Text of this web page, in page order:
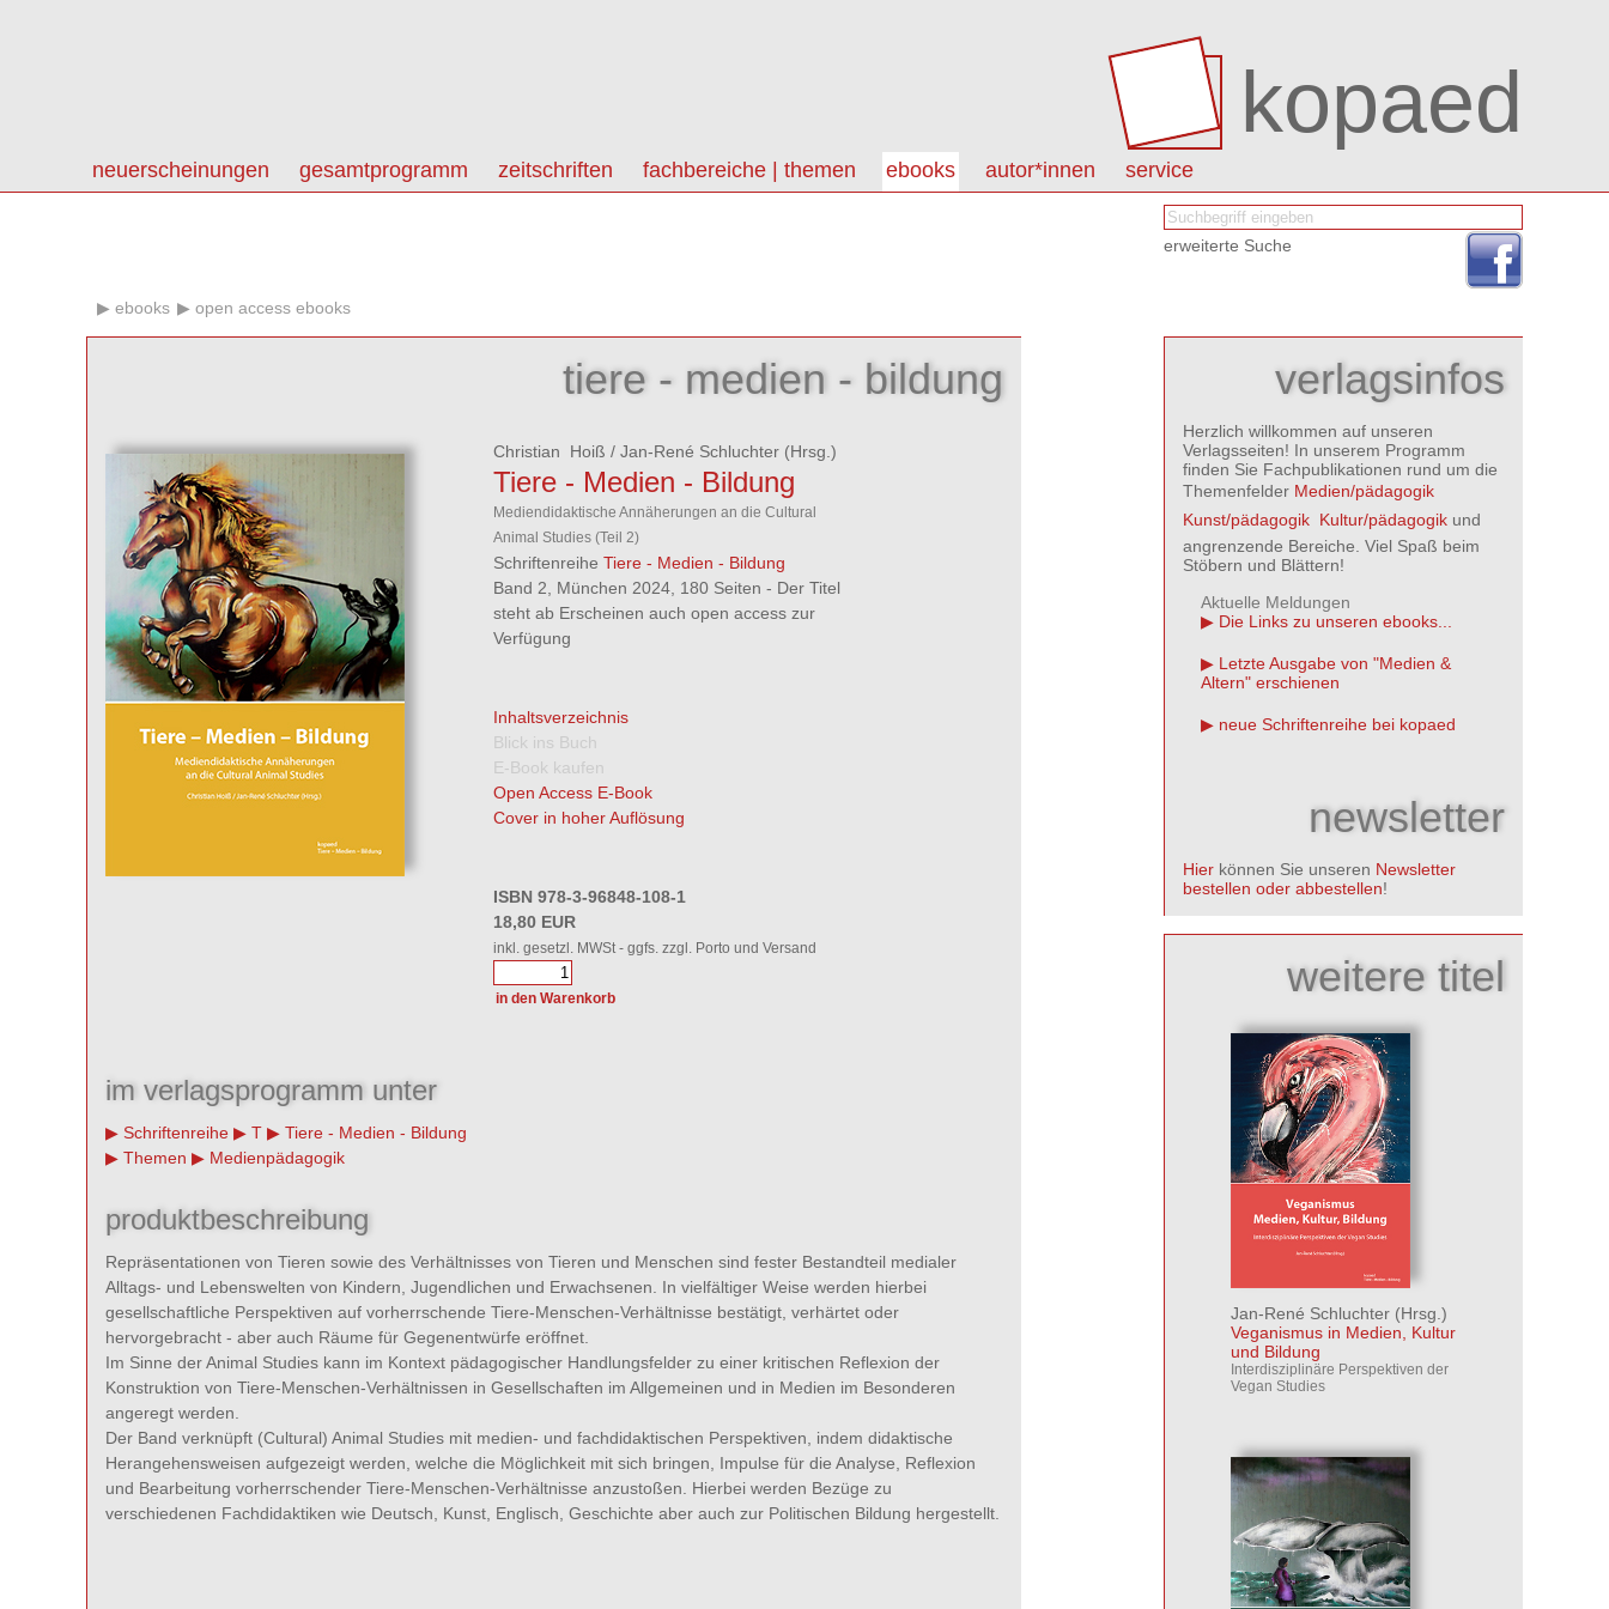
kopaed
neuerscheinungen gesamtprogramm zeitschriften fachbereiche | themen ebooks autor*innen service
erweiterte Suche
ebooks open access ebooks
tiere - medien - bildung
Christian Hoiß / Jan-René Schluchter (Hrsg.)
Tiere - Medien - Bildung
Mediendidaktische Annäherungen an die Cultural
Animal Studies (Teil 2)
Schriftenreihe Tiere - Medien - Bildung
Band 2, München 2024, 180 Seiten - Der Titel
steht ab Erscheinen auch open access zur
Verfügung
Inhaltsverzeichnis
Blick ins Buch
E-Book kaufen
Open Access E-Book
Cover in hoher Auflösung
ISBN 978-3-96848-108-1
18,80 EUR
inkl. gesetzl. MWSt - ggfs. zzgl. Porto und Versand
im verlagsprogramm unter
Schriftenreihe T
Tiere - Medien - Bildung
Themen
Medienpädagogik
produktbeschreibung
Repräsentationen von Tieren sowie des Verhältnisses von Tieren und Menschen sind fester Bestandteil medialer
Alltags- und Lebenswelten von Kindern, Jugendlichen und Erwachsenen. In vielfältiger Weise werden hierbei
gesellschaftliche Perspektiven auf vorherrschende Tiere-Menschen-Verhältnisse bestätigt, verhärtet oder
hervorgebracht - aber auch Räume für Gegenentwürfe eröffnet.
Im Sinne der Animal Studies kann im Kontext pädagogischer Handlungsfelder zu einer kritischen Reflexion der
Konstruktion von Tiere-Menschen-Verhältnissen in Gesellschaften im Allgemeinen und in Medien im Besonderen
angeregt werden.
Der Band verknüpft (Cultural) Animal Studies mit medien- und fachdidaktischen Perspektiven, indem didaktische
Herangehensweisen aufgezeigt werden, welche die Möglichkeit mit sich bringen, Impulse für die Analyse, Reflexion
und Bearbeitung vorherrschender Tiere-Menschen-Verhältnisse anzustoßen. Hierbei werden Bezüge zu
verschiedenen Fachdidaktiken wie Deutsch, Kunst, Englisch, Geschichte aber auch zur Politischen Bildung hergestellt.
verlagsinfos
Herzlich willkommen auf unseren
Verlagsseiten! In unserem Programm
finden Sie Fachpublikationen rund um die
Themenfelder Medien/pädagogik
Kunst/pädagogik Kultur/pädagogik und
angrenzende Bereiche. Viel Spaß beim
Stöbern und Blättern!
Aktuelle Meldungen
Die Links zu unseren ebooks...
Letzte Ausgabe von "Medien &
Altern" erschienen
neue Schriftenreihe bei kopaed
newsletter
Hier können Sie unseren Newsletter
bestellen oder abbestellen!
weitere titel
Jan-René Schluchter (Hrsg.)
Veganismus in Medien, Kultur
und Bildung
Interdisziplinäre Perspektiven der
Vegan Studies